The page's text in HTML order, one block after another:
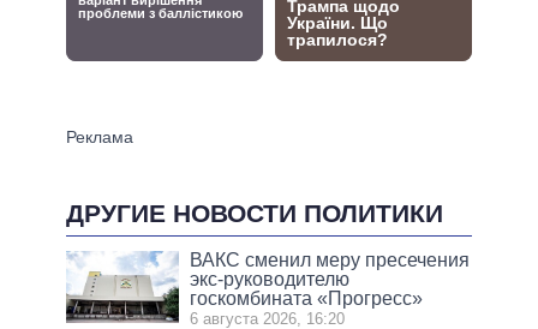
ДРУГИЕ НОВОСТИ ПОЛИТИКИ
ВАКС сменил меру пресечения
экс-руководителю
госкомбината «Прогресс»
6 августа 2026, 16:20